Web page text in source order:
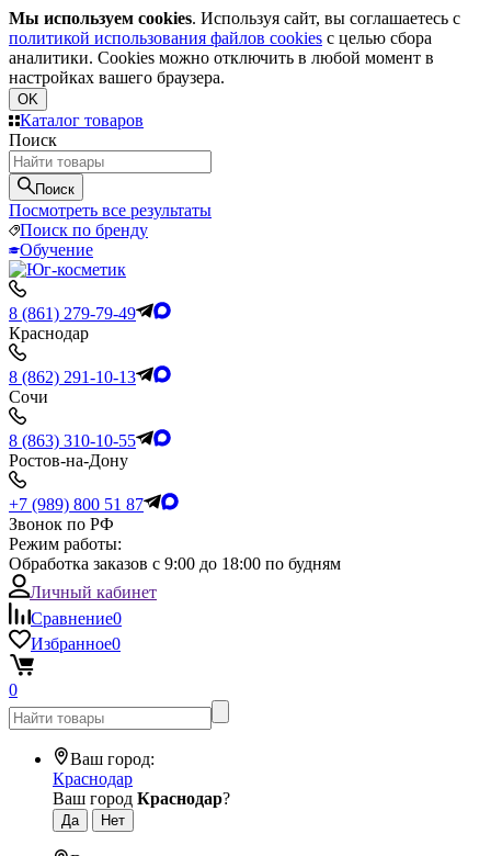
Мы используем cookies. Используя сайт, вы соглашаетесь с
политикой использования файлов cookies с целью сбора
аналитики. Cookies можно отключить в любой момент в
настройках вашего браузера.
OK
Каталог товаров
Поиск
Поиск
Посмотреть все результаты
Поиск по бренду
Обучение
8 (861) 279-79-49
Краснодар
8 (862) 291-10-13
Сочи
8 (863) 310-10-55
Ростов-на-Дону
+7 (989) 800 51 87
Звонок по РФ
Режим работы:
Обработка заказов с 9:00 до 18:00 по будням
Личный кабинет
Сравнение0
Избранное0
0
Ваш город:
Краснодар
Ваш город Краснодар?